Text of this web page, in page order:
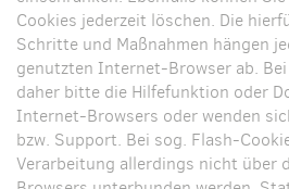
Cookies jederzeit löschen. Die
Schritte und Maßnahmen hängen
genutzten Internet-Browser ab.
daher bitte die Hilfefunktion oder
Internet-Browsers oder wenden
bzw. Support. Bei sog. Flash-
Verarbeitung allerdings nicht über